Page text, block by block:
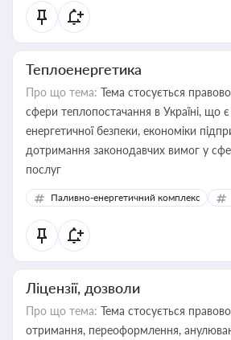
Теплоенергетика
Про що тема: Тема стосується
сфери теплопостачання в Україні, що
енергетичної безпеки, економіки
дотримання законодавчих вимог у
послуг
Паливно-енергетичний комплекс
Ліцензії, дозволи
Про що тема: Тема стосується
отримання, переоформлення,